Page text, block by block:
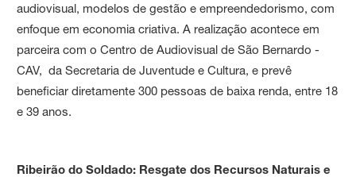
audiovisual, modelos de gestão e empreendedorismo, com
enfoque em economia criativa. A realização acontece em
parceira com o Centro de Audiovisual de São Bernardo -
CAV, da Secretaria de Juventude e Cultura, e prevê
beneficiar diretamente 300 pessoas de baixa renda, entre 18
e 39 anos.
Ribeirão do Soldado: Resgate dos Recursos Naturais e